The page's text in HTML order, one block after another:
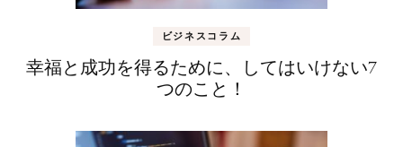
ビジネスコラム
幸福と成功を得るために、してはいけない7
つのこと！